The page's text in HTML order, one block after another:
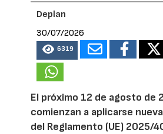
Deplan
30/07/2026
6319
El próximo 12 de agosto de
comienzan a aplicarse
del Reglamento (UE) 2025/